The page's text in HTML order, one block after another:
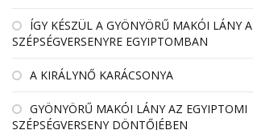
ÍGY KÉSZÜL A GYÖNYÖRŰ MAKÓI LÁNY A
SZÉPSÉGVERSENYRE EGYIPTOMBAN
A KIRÁLYNŐ KARÁCSONYA
GYÖNYÖRŰ MAKÓI LÁNY AZ EGYIPTOMI
SZÉPSÉGVERSENY DÖNTŐJÉBEN